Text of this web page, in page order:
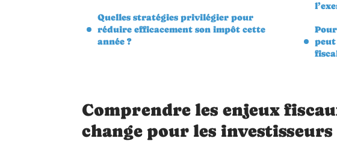
Quelles stratégies privilégier pour
réduire efficacement son impôt cette
année ?
Comprendre les enjeux
change pour les investisseurs